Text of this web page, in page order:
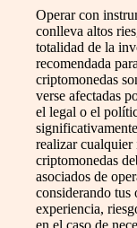
Operar con
conlleva altos
totalidad de la
recomendada
criptomonedas
verse afectadas
el legal o el
realizar
criptomonedas
asociados de
considerando
experiencia,
en el caso de